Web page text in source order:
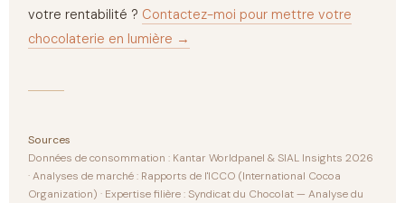
votre rentabilité ? Contactez-moi pour mettre votre
chocolaterie en lumière →
Sources
Données de consommation : Kantar Worldpanel & SIAL Insights 2026
· Analyses de marché : Rapports de l'ICCO (International Cocoa
Organization) · Expertise filière : Syndicat du Chocolat — Analyse du